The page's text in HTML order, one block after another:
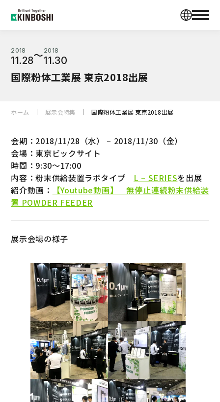
2018
11.28〜2018
11.30
国際粉体工業展 東京2018出展
ホーム 展示会特集 国際粉体工業展 東京2018出展
会期：2018/11/28（水） – 2018/11/30（金）
会場：東京ビックサイト
時間：9:30～17:00
内容：粉末供給装置ラボタイプ L – SERIESを出展
紹介動画：
【Youtube動画】 無停止連続粉末供給装
置 POWDER FEEDER
展示会場の様子